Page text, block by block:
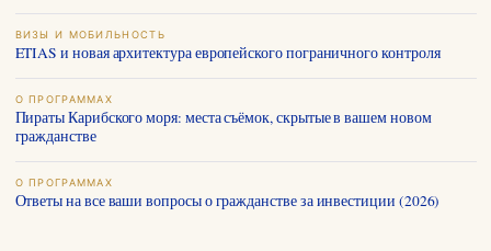
ВИЗЫ И МОБИЛЬНОСТЬ
ETIAS и новая архитектура европейского пограничного контроля
О ПРОГРАММАХ
Пираты Карибского моря: места съёмок, скрытые в вашем новом
гражданстве
О ПРОГРАММАХ
Ответы на все ваши вопросы о гражданстве за инвестиции (2026)